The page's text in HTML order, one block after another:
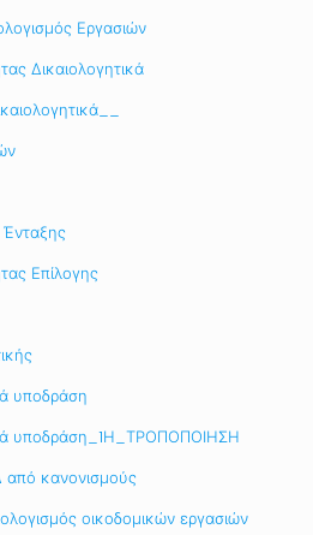
Εργασιών
Δικαιολογητικά
Ένταξης
Επίλογης
υποδράση
υποδράση_1Η_ΤΡΟΠΟΠΟΙΗΣΗ
από κανονισμούς
οικοδομικών εργασιών